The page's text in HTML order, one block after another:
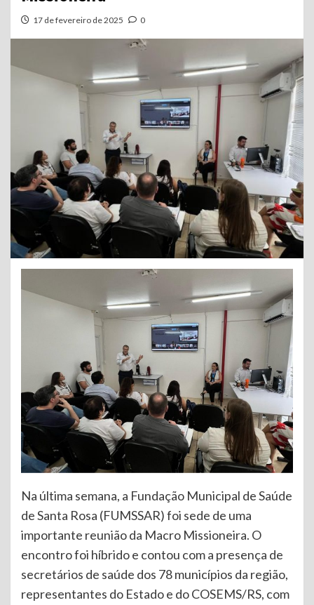
17 de fevereiro de 2025 0
Na última semana, a Fundação Municipal de Saúde
de Santa Rosa (FUMSSAR) foi sede de uma
importante reunião da Macro Missioneira. O
encontro foi híbrido e contou com a presença de
secretários de saúde dos 78 municípios da região,
representantes do Estado e do COSEMS/RS, com